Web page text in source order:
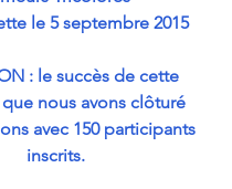
le 5 septembre 2015
: le succès de cette
nous avons clôturé
avec 150 participants
inscrits.